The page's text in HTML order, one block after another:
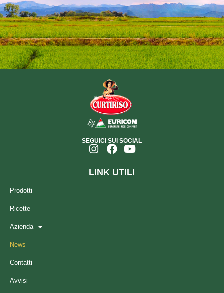
SEGUICI SUI SOCIAL
LINK UTILI
Prodotti
Ricette
Azienda
News
Contatti
Avvisi